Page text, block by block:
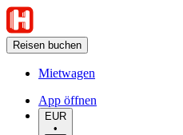
Reisen buchen
Mietwagen
App öffnen
EUR
•